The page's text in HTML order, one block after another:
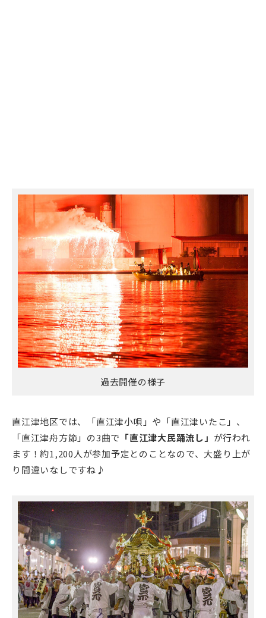
過去開催の様子
直江津地区では、「直江津小唄」や「直江津いたこ」、
「直江津舟方節」の3曲で 「直江津大民踊流し」 が行われ
ます！約1,200人が参加予定とのことなので、大盛り上が
り間違いなしですね♪